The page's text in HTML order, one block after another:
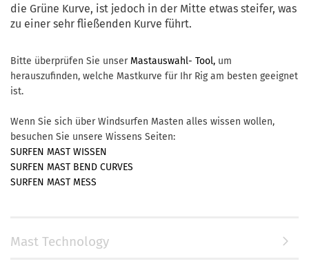
die Grüne Kurve, ist jedoch in der Mitte etwas steifer, was
zu einer sehr fließenden Kurve führt.
Bitte überprüfen Sie unser Mastauswahl- Tool, um
herauszufinden, welche Mastkurve für Ihr Rig am besten geeignet
ist.
Wenn Sie sich über Windsurfen Masten alles wissen wollen,
besuchen Sie unsere Wissens Seiten:
SURFEN MAST WISSEN
SURFEN MAST BEND CURVES
SURFEN MAST MESS
Mast Technology